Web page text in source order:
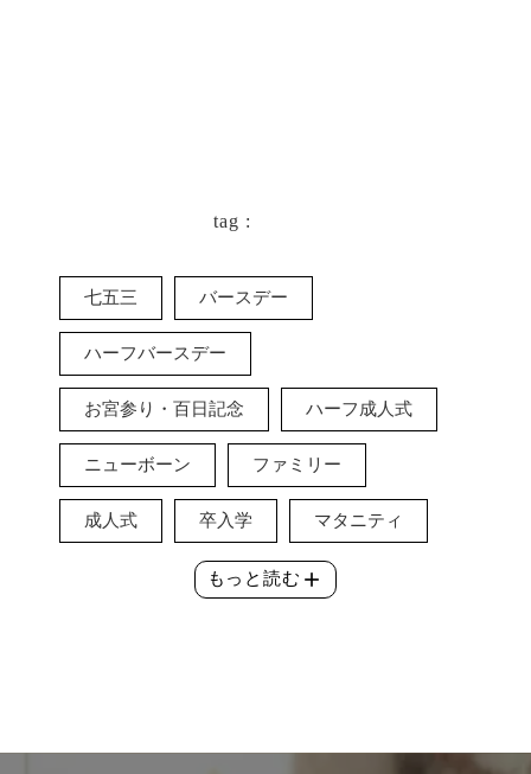
tag :
七五三 バースデー
ハーフバースデー
お宮参り・百日記念 ハーフ成人式
ニューボーン ファミリー
成人式 卒入学 マタニティ
もっと読む add